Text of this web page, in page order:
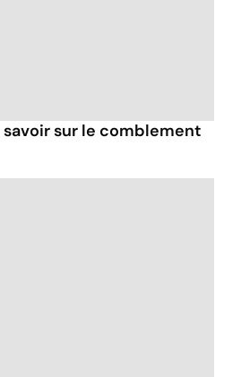
sur le comblement